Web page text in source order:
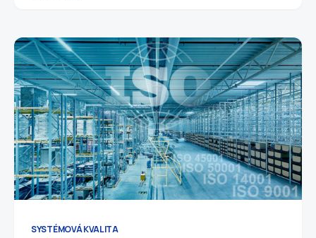
SYSTÉMOVÁ KVALITA